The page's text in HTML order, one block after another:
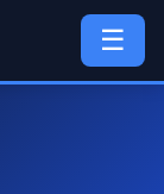
☰